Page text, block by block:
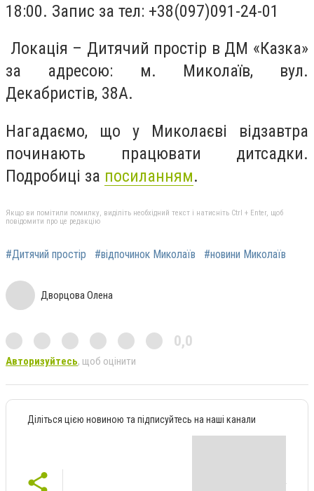
18:00. Запис за тел: +38(097)091-24-01
Локація – Дитячий простір в ДМ «Казка»
за адресою: м. Миколаїв, вул.
Декабристів, 38А.
Нагадаємо, що у Миколаєві відзавтра
починають працювати дитсадки.
Подробиці за посиланням.
Якщо ви помітили помилку, виділіть необхідний текст і натисніть Ctrl + Enter, щоб
повідомити про це редакцію
#Дитячий простір #відпочинок Миколаїв #новини Миколаїв
Дворцова Олена
0,0
Авторизуйтесь, щоб оцінити
Діліться цією новиною та підписуйтесь на наші канали